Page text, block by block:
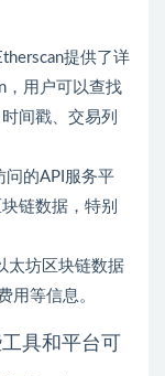
提供了详
，用户可以查找
间戳、交易列
问的API服务平
链数据，特别
太坊区块链数据
用等信息。
具和平台可